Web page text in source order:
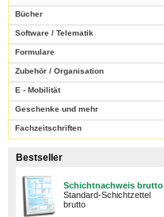
Bücher
Software / Telematik
Formulare
Zubehör / Organisation
E - Mobilität
Geschenke und mehr
Fachzeitschriften
Bestseller
Schichtnachweis brutto
Standard-Schichtzettel
brutto